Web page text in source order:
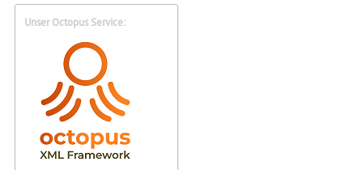
Unser Octopus Service: